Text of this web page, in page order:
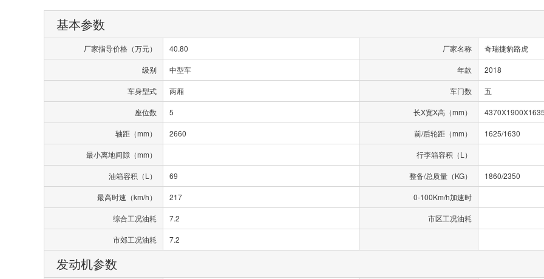
基本参数
厂家指导价格（万元） 40.80 厂家名称 奇瑞捷豹路虎
级别 中型车 年款 2018
车身型式 两厢 车门数 五
座位数 5 长X宽X高（mm）
轴距（mm） 2660 前/后轮距（mm） 1625/1630
最小离地间隙（mm） 行李箱容积（L）
油箱容积（L） 69 整备/总质量（KG） 1860/2350
最高时速（km/h） 217 0-100Km/h加速时
综合工况油耗 7.2 市区工况油耗
市郊工况油耗 7.2
发动机参数